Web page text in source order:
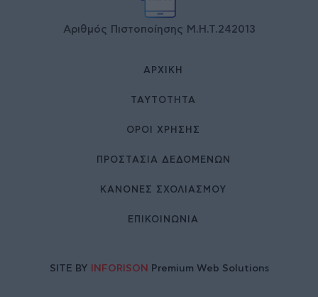
Αριθμός Πιστοποίησης Μ.Η.Τ.242013
ΑΡΧΙΚΉ
ΤΑΥΤΌΤΗΤΑ
ΌΡΟΙ ΧΡΉΣΗΣ
ΠΡΟΣΤΑΣΙΑ ΔΕΔΟΜΕΝΩΝ
ΚΑΝΟΝΕΣ ΣΧΟΛΙΑΣΜΟΥ
ΕΠΙΚΟΙΝΩΝΊΑ
SITE BY INFORISON Premium Web Solutions